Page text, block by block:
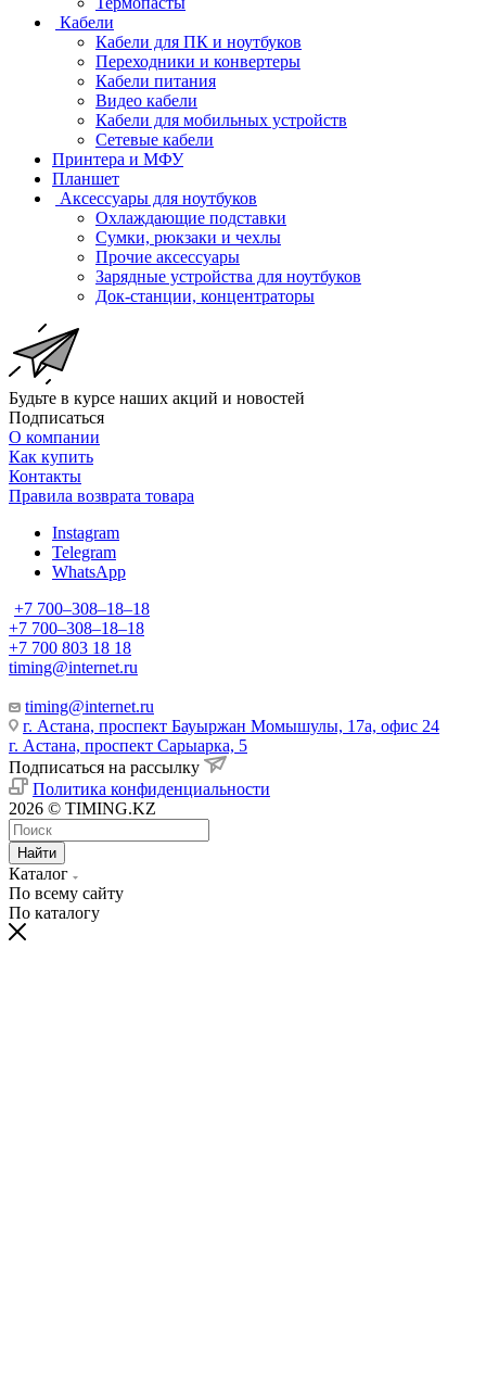
Кабели
Кабели для ПК и ноутбуков
Переходники и конвертеры
Кабели питания
Видео кабели
Кабели для мобильных устройств
Сетевые кабели
Принтера и МФУ
Планшет
Аксессуары для ноутбуков
Охлаждающие подставки
Сумки, рюкзаки и чехлы
Прочие аксессуары
Зарядные устройства для ноутбуков
Док-станции, концентраторы
Будьте в курсе наших акций и новостей
Подписаться
О компании
Как купить
Контакты
Правила возврата товара
Instagram
Telegram
WhatsApp
+7 700‒308‒18‒18
+7 700‒308‒18‒18
+7 700 803 18 18
timing@internet.ru
timing@internet.ru
г. Астана, проспект Бауыржан Момышулы, 17а, офис 24
г. Астана, проспект Сарыарка, 5
Подписаться на рассылку
Политика конфиденциальности
2026 © TIMING.KZ
Найти
Каталог
По всему сайту
По каталогу